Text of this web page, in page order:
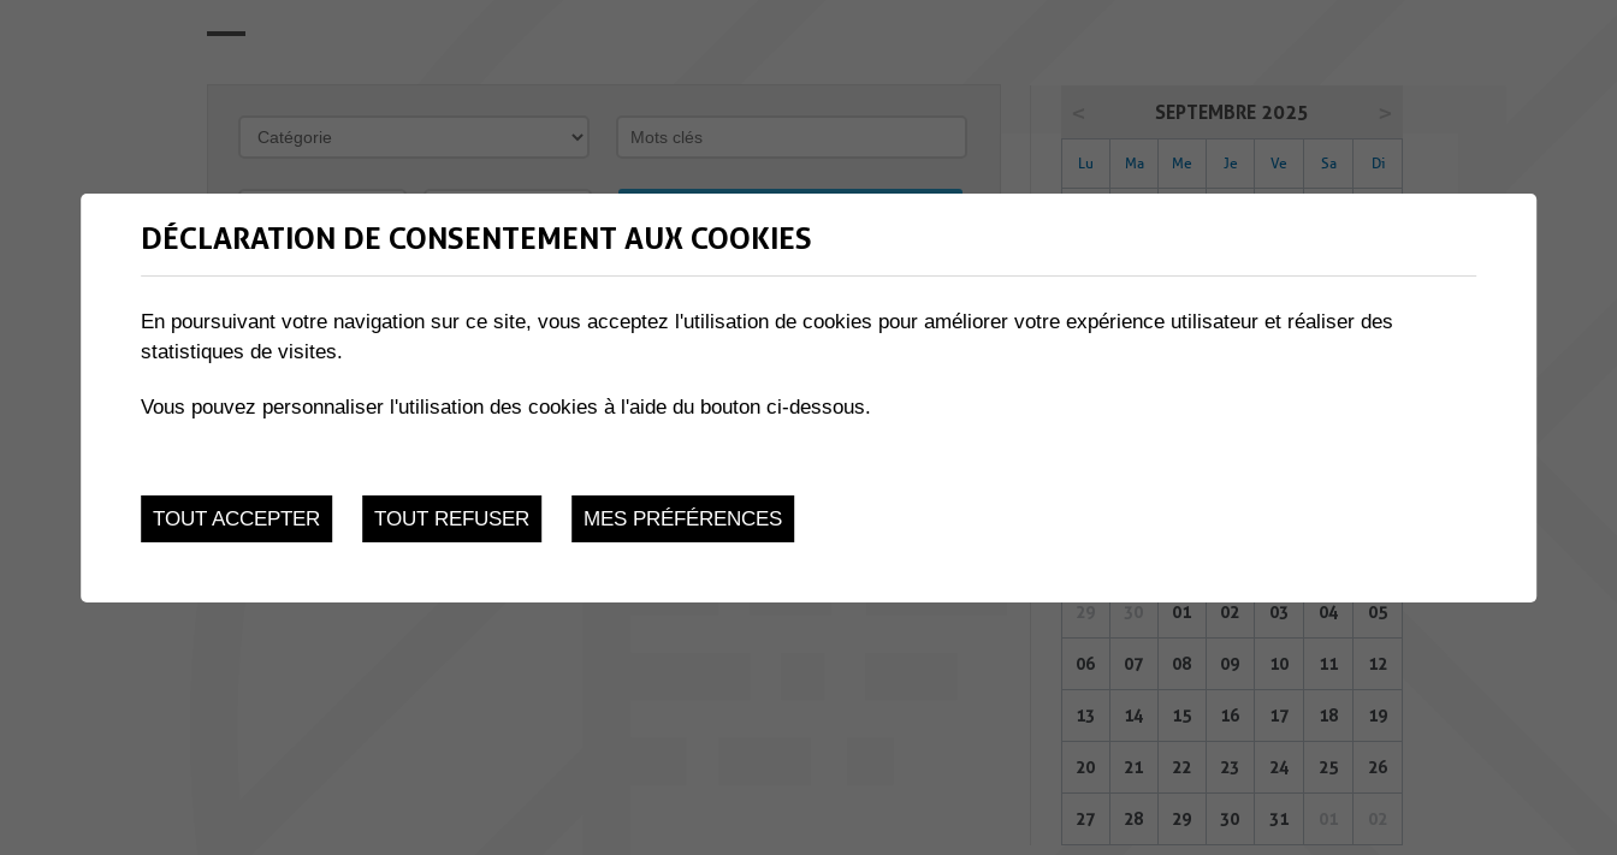
JUSQU'AU
11
COURS DE FRANÇAIS D'ÉTÉ
Jardin de la Cimenterie, 1896 Vouvry du 07.07.2025 au 11.07.2025
SEPTEMBRE 2025
Lu Ma Me Je Ve Sa Di
15 16 17 18 19 20 21
01 02 03 04 05
06 07 08 09 10 11 12
13 14 15 16 17 18 19
20 21 22 23 24 25 26
27 28 29 30 31
DÉCLARATION DE CONSENTEMENT AUX COOKIES
En poursuivant votre navigation sur ce site, vous acceptez l'utilisation de cookies pour améliorer votre expérience utilisateur et réaliser des
statistiques de visites.
Vous pouvez personnaliser l'utilisation des cookies à l'aide du bouton ci-dessous.
TOUT ACCEPTER TOUT REFUSER MES PRÉFÉRENCES